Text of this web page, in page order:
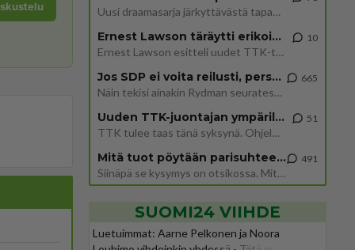
Uusi draamasarja järkyttävästä tapauksesta on tulossa. Tositapahtumiin perustuva sarja ammentaa vuoden 1986 Mikkelin pan
Ernest Lawson täräytti erikoisen heiton TTK-lehdistötilaisuudessa: " Onko tässä tarkoituksena...?"
Ernest Lawson esitteli uudet TTK-tähtioppilaat ja opettajat torstaina 6.8. lehdistölle. Tulevalla kaudella on yksi hausk
10
Jos SDP ei voita reilusti, persut kumoavat demokratian Suomesta
Näin tekisi ainakin Rydman seuratessaan idolinsa Trumpin mallia https://www.is.fi/politiikka/art-2000012187244.html
665
Uuden TTK-juontajan ympärillä epätietoisuus sakenee - Nyt MTV hämmentää soppaa
TTK tulee taas tänä syksynä. Ohjelman uudet tähtioppilaat julkistetaan torstaina 6. elokuuta klo 14 alkavassa lehdistö
51
Mitä tuot pöytään parisuhteessa?
Siinäpä se kysymys on otsikossa. Mitäpä siis tuot/toisit pöytään parisuhteessa? Oletko mies vai nainen? Koetko sen mitä
491
SUOMI24 VIIHDE
Luetuimmat: Aarne Pelkonen ja Noora